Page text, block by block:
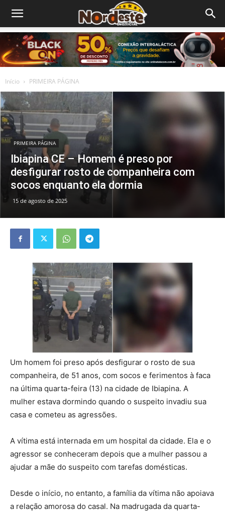
Início PRIMEIRA PÁGINA
PRIMEIRA PÁGINA
Ibiapina CE – Homem é preso por
desfigurar rosto de companheira com
socos enquanto ela dormia
15 de agosto de 2025
Um homem foi preso após desfigurar o rosto de sua
companheira, de 51 anos, com socos e ferimentos à faca
na última quarta-feira (13) na cidade de Ibiapina. A
mulher estava dormindo quando o suspeito invadiu sua
casa e cometeu as agressões.
A vítima está internada em um hospital da cidade. Ela e o
agressor se conheceram depois que a mulher passou a
ajudar a mãe do suspeito com tarefas domésticas.
Desde o início, no entanto, a família da vítima não apoiava
a relação amorosa do casal. Na madrugada da quarta-